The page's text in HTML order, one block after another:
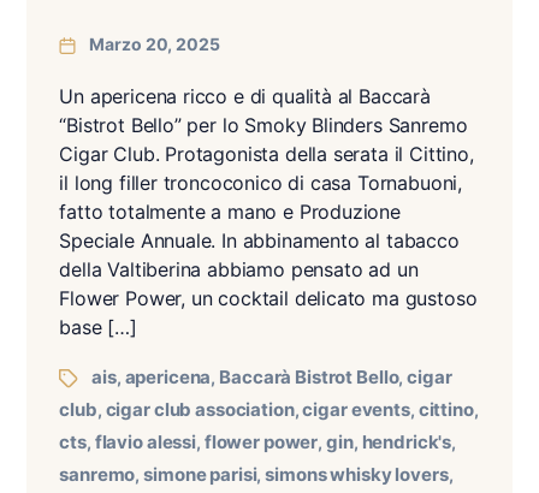
Marzo 20, 2025
Un apericena ricco e di qualità al Baccarà
“Bistrot Bello” per lo Smoky Blinders Sanremo
Cigar Club. Protagonista della serata il Cittino,
il long filler troncoconico di casa Tornabuoni,
fatto totalmente a mano e Produzione
Speciale Annuale. In abbinamento al tabacco
della Valtiberina abbiamo pensato ad un
Flower Power, un cocktail delicato ma gustoso
base […]
ais, apericena, Baccarà Bistrot Bello,cigar
club, cigar club association,cigar events, cittino,
cts, flavio alessi, flower power,gin, hendrick's,
sanremo,simone parisi,simons whisky lovers,